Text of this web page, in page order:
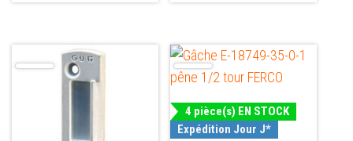
4 pièce(s) EN STOCK
Expédition Jour J*